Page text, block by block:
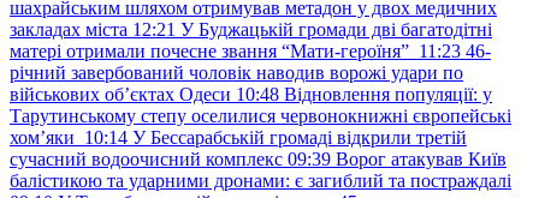
шахрайським шляхом отримував метадон у двох медичних
закладах міста 12:21 У Буджацькій громади дві багатодітні
матері отримали почесне звання “Мати-героїня” 11:23 46-
річний завербований чоловік наводив ворожі удари по
військових обʼєктах Одеси 10:48 Відновлення популяції: у
Тарутинському степу оселилися червонокнижні європейські
хом’яки 10:14 У Бессарабській громаді відкрили третій
сучасний водоочисний комплекс 09:39 Ворог атакував Київ
балістикою та ударними дронами: є загиблий та постраждалі